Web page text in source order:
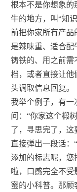
根本不是你想象的
牛的地方，叫“知
前把你家所有产品
是辣味重、适合配
铸铁的、用之前
档，或者直接让
头调取信息回复。
我举个例子，有一
问：“你家这个椴
了，寻思完了，
直接弹出一段话：
添加的标志呢，您
啦，口感完全不受
蜜的小科普。那